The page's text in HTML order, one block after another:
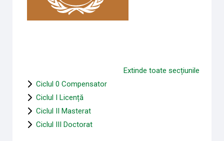
Extinde toate secțiunile
Ciclul 0 Compensator
Ciclul I Licență
Ciclul II Masterat
Ciclul III Doctorat